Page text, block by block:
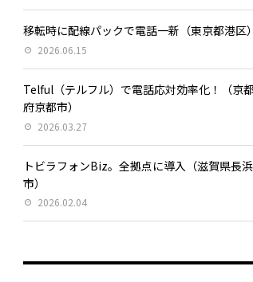
移転時に配線パックで電話一新（東京都港区
2026.06.15
Telful（テルフル）で電話応対効率化！（京
府京都市）
2026.03.27
トビラフォンBiz。全拠点に導入（滋賀県長浜
市）
2026.02.04